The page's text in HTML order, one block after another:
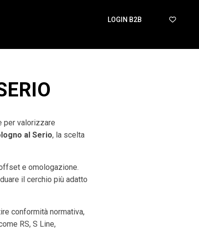
LOGIN B2B
per valorizzare
al Serio, la scelta
e omologazione.
il cerchio più adatto
conformità normativa,
RS, S Line,